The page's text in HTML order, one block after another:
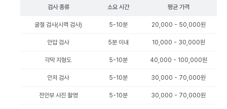
검사 종류 소요 시간 평균 가격
굴절 검사(시력 검사) 5-10분 20,000 - 50,000원
안압 검사 5분 이내 10,000 - 30,000원
각막 지형도 5-10분 40,000 - 100,000원
안저 검사 5-10분 30,000 - 70,000원
전안부 사진 촬영 5-10분 30,000 - 70,000원